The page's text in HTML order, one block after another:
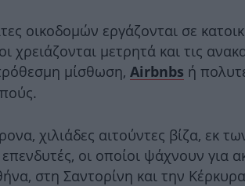
οικοδομών εργάζονται σε
χρειάζονται μετρητά και τις
μίσθωση, Airbnbs ή
χιλιάδες αιτούντες βίζα, εκ
επενδυτές, οι οποίοι ψάχνουν για
στη Σαντορίνη και την